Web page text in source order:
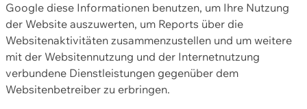
Google diese Informationen benutzen, um Ihre Nutzung
der Website auszuwerten, um Reports über die
Websitenaktivitäten zusammenzustellen und um weitere
mit der Websitennutzung und der Internetnutzung
verbundene Dienstleistungen gegenüber dem
Websitenbetreiber zu erbringen.